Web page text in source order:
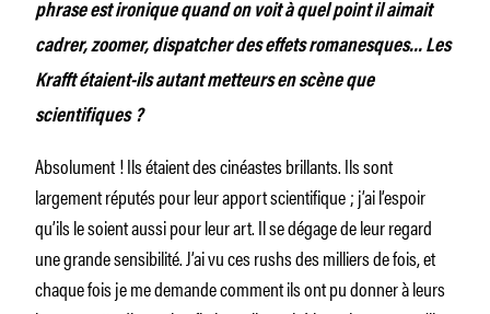
phrase est ironique quand on voit à quel point il aimait
cadrer, zoomer, dispatcher des effets romanesques… Les
Krafft étaient-ils autant metteurs en scène que
scientifiques ?
Absolument ! Ils étaient des cinéastes brillants. Ils sont
largement réputés pour leur apport scientifique ; j’ai l’espoir
qu’ils le soient aussi pour leur art. Il se dégage de leur regard
une grande sensibilité. J’ai vu ces rushs des milliers de fois, et
chaque fois je me demande comment ils ont pu donner à leurs